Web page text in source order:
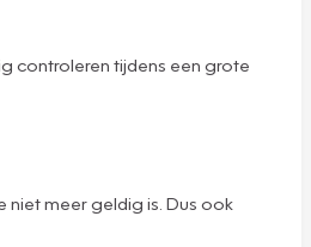
controleren tijdens een grote
meer geldig is. Dus ook